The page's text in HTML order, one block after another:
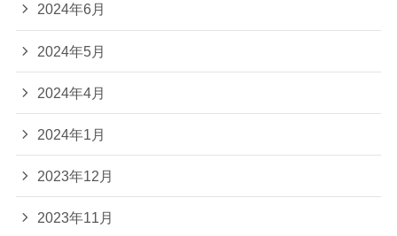
2024年6月
2024年5月
2024年4月
2024年1月
2023年12月
2023年11月